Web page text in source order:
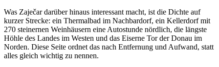
Was Zaječar darüber hinaus interessant macht, ist die Dichte auf
kurzer Strecke: ein Thermalbad im Nachbardorf, ein Kellerdorf mit
270 steinernen Weinhäusern eine Autostunde nördlich, die längste
Höhle des Landes im Westen und das Eiserne Tor der Donau im
Norden. Diese Seite ordnet das nach Entfernung und Aufwand, statt
alles gleich wichtig zu nennen.